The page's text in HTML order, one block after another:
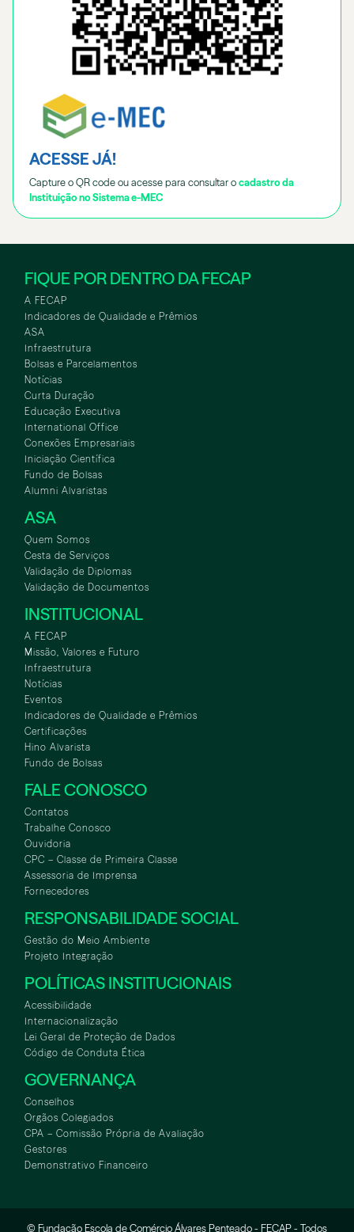
ACESSE JÁ!
Capture o QR code ou acesse para consultar o cadastro da
Instituição no Sistema e-MEC
FIQUE POR DENTRO DA FECAP
A FECAP
Indicadores de Qualidade e Prêmios
ASA
Infraestrutura
Bolsas e Parcelamentos
Notícias
Curta Duração
Educação Executiva
International Office
Conexões Empresariais
Iniciação Científica
Fundo de Bolsas
Alumni Alvaristas
ASA
Quem Somos
Cesta de Serviços
Validação de Diplomas
Validação de Documentos
INSTITUCIONAL
A FECAP
Missão, Valores e Futuro
Infraestrutura
Notícias
Eventos
Indicadores de Qualidade e Prêmios
Certificações
Hino Alvarista
Fundo de Bolsas
FALE CONOSCO
Contatos
Trabalhe Conosco
Ouvidoria
CPC – Classe de Primeira Classe
Assessoria de Imprensa
Fornecedores
RESPONSABILIDADE SOCIAL
Gestão do Meio Ambiente
Projeto Integração
POLÍTICAS INSTITUCIONAIS
Acessibilidade
Internacionalização
Lei Geral de Proteção de Dados
Código de Conduta Ética
GOVERNANÇA
Conselhos
Orgãos Colegiados
CPA – Comissão Própria de Avaliação
Gestores
Demonstrativo Financeiro
© Fundação Escola de Comércio Álvares Penteado - FECAP - Todos